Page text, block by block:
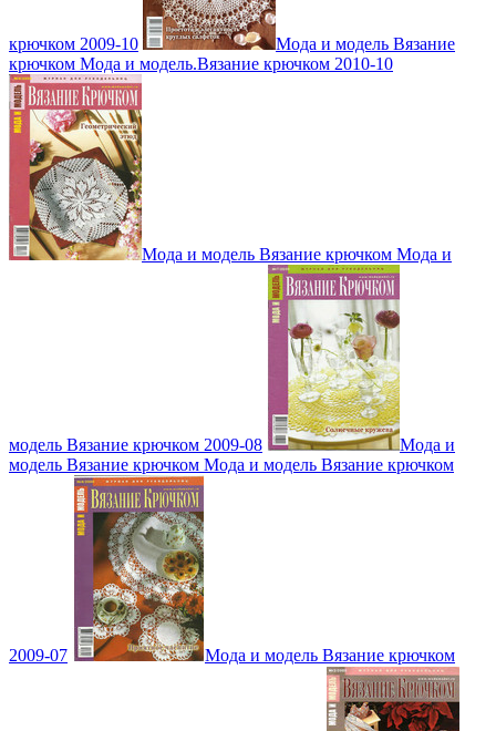
крючком 2009-10
Мода и модель Вязание
крючком Мода и модель.Вязание крючком 2010-10
Мода и модель Вязание крючком Мода и
модель Вязание крючком 2009-08
Мода и
модель Вязание крючком Мода и модель Вязание крючком
2009-07 Мода и модель Вязание крючком